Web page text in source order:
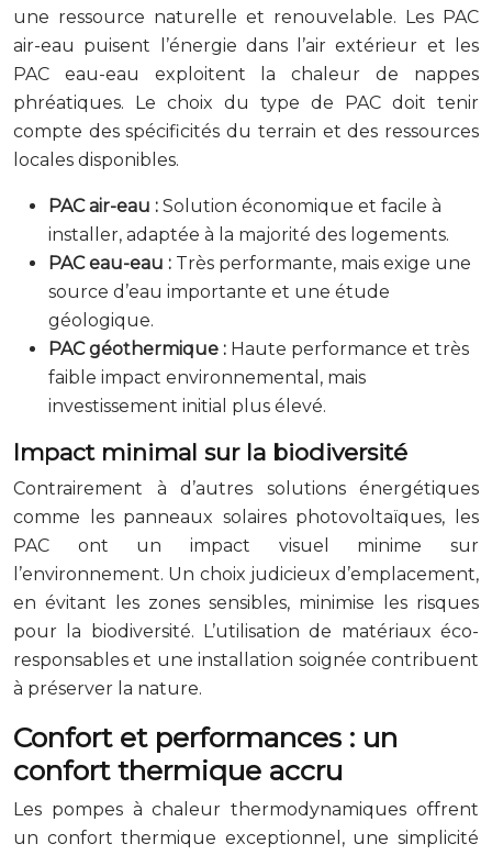
une ressource naturelle et renouvelable. Les PAC
air-eau puisent l’énergie dans l’air extérieur et les
PAC eau-eau exploitent la chaleur de nappes
phréatiques. Le choix du type de PAC doit tenir
compte des spécificités du terrain et des ressources
locales disponibles.
PAC air-eau : Solution économique et facile à
installer, adaptée à la majorité des logements.
PAC eau-eau : Très performante, mais exige une
source d’eau importante et une étude
géologique.
PAC géothermique : Haute performance et très
faible impact environnemental, mais
investissement initial plus élevé.
Impact minimal sur la biodiversité
Contrairement à d’autres solutions énergétiques
comme les panneaux solaires photovoltaïques, les
PAC ont un impact visuel minime sur
l’environnement. Un choix judicieux d’emplacement,
en évitant les zones sensibles, minimise les risques
pour la biodiversité. L’utilisation de matériaux éco-
responsables et une installation soignée contribuent
à préserver la nature.
Confort et performances : un
confort thermique accru
Les pompes à chaleur thermodynamiques offrent
un confort thermique exceptionnel, une simplicité